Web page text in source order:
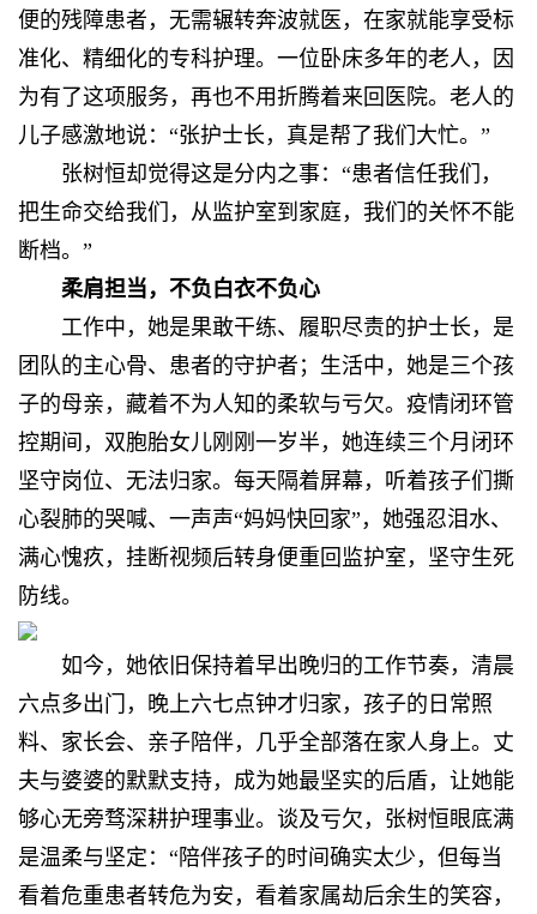
便的残障患者，无需辗转奔波就医，在家就能享受标
准化、精细化的专科护理。一位卧床多年的老人，因
为有了这项服务，再也不用折腾着来回医院。老人的
儿子感激地说：“张护士长，真是帮了我们大忙。”
张树恒却觉得这是分内之事：“患者信任我们，
把生命交给我们，从监护室到家庭，我们的关怀不能
断档。”
柔肩担当， 不负白衣不负心
工作中，她是果敢干练、履职尽责的护士长，是
团队的主心骨、患者的守护者；生活中，她是三个孩
子的母亲，藏着不为人知的柔软与亏欠。疫情闭环管
控期间，双胞胎女儿刚刚一岁半，她连续三个月闭环
坚守岗位、无法归家。每天隔着屏幕，听着孩子们撕
心裂肺的哭喊、一声声“妈妈快回家”，她强忍泪水、
满心愧疚，挂断视频后转身便重回监护室，坚守生死
防线。
如今，她依旧保持着早出晚归的工作节奏，清晨
六点多出门，晚上六七点钟才归家，孩子的日常照
料、家长会、亲子陪伴，几乎全部落在家人身上。丈
夫与婆婆的默默支持，成为她最坚实的后盾，让她能
够心无旁骛深耕护理事业。谈及亏欠，张树恒眼底满
是温柔与坚定：“陪伴孩子的时间确实太少，但每当
看着危重患者转危为安，看着家属劫后余生的笑容，